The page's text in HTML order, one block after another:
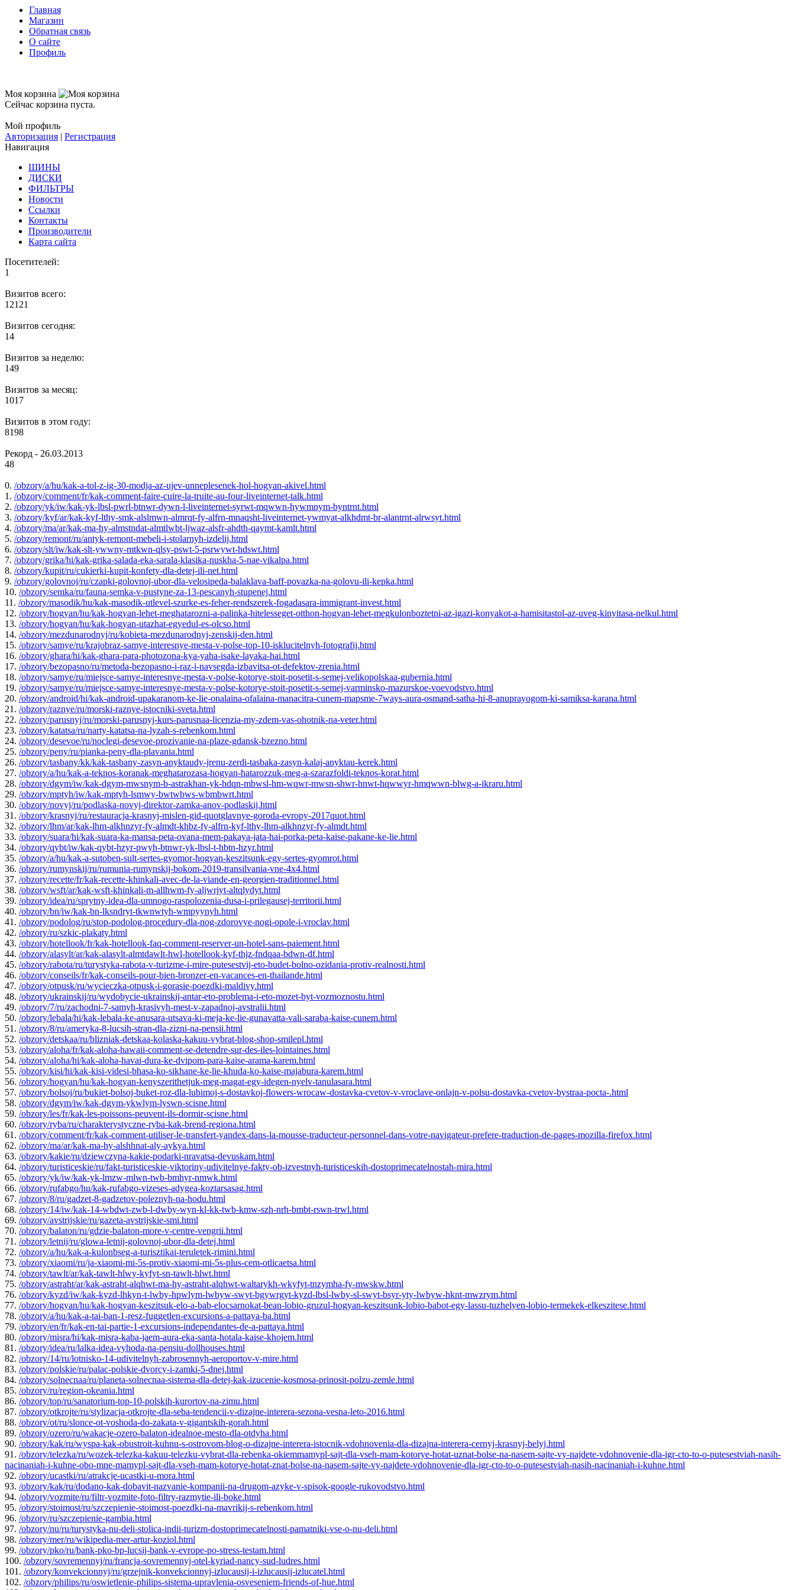
Главная
Магазин
Обратная связь
О сайте
Профиль
Моя корзина
Сейчас корзина пуста.
Мой профиль
Авторизация | Регистрация
Навигация
ШИНЫ
ДИСКИ
ФИЛЬТРЫ
Новости
Ссылки
Контакты
Производители
Карта сайта
Посетителей:
1
Визитов всего:
12121
Визитов сегодня:
14
Визитов за неделю:
149
Визитов за месяц:
1017
Визитов в этом году:
8198
Рекорд - 26.03.2013
48
0. /obzory/a/hu/kak-a-tol-z-ig-30-modja-az-ujev-unneplesenek-hol-hogyan-akivel.html
1. /obzory/comment/fr/kak-comment-faire-cuire-la-truite-au-four-liveinternet-talk.html
2. /obzory/yk/iw/kak-yk-lbsl-pwrl-btnwr-dywn-l-liveinternet-syrwt-mqwwn-hywmnym-byntrnt.html
3. /obzory/kyf/ar/kak-kyf-lthy-smk-alslmwn-almrqt-fy-alfrn-mnaqsht-liveinternet-ywmyat-alkhdmt-br-alantrnt-alrwsyt.html
4. /obzory/ma/ar/kak-ma-hy-almstndat-almtlwbt-ljwaz-alsfr-ahdth-qaymt-kamlt.html
5. /obzory/remont/ru/antyk-remont-mebeli-i-stolarnyh-izdelij.html
6. /obzory/slt/iw/kak-slt-ywwny-mtkwn-qlsy-pswt-5-psrwywt-hdswt.html
7. /obzory/grika/hi/kak-grika-salada-eka-sarala-klasika-nuskha-5-nae-vikalpa.html
8. /obzory/kupit/ru/cukierki-kupit-konfety-dla-detej-ili-net.html
9. /obzory/golovnoj/ru/czapki-golovnoj-ubor-dla-velosipeda-balaklava-baff-povazka-na-golovu-ili-kepka.html
10. /obzory/semka/ru/fauna-semka-v-pustyne-za-13-pescanyh-stupenej.html
11. /obzory/masodik/hu/kak-masodik-utlevel-szurke-es-feher-rendszerek-fogadasara-immigrant-invest.html
12. /obzory/hogyan/hu/kak-hogyan-lehet-meghatarozni-a-palinka-hitelesseget-otthon-hogyan-lehet-megkulonboztetni-az-igazi-konyakot-a-hamisitastol-az-uveg-kinyitasa-nelkul.html
13. /obzory/hogyan/hu/kak-hogyan-utazhat-egyedul-es-olcso.html
14. /obzory/mezdunarodnyj/ru/kobieta-mezdunarodnyj-zenskij-den.html
15. /obzory/samye/ru/krajobraz-samye-interesnye-mesta-v-polse-top-10-isklucitelnyh-fotografij.html
16. /obzory/ghara/hi/kak-ghara-para-photozona-kya-yaha-isake-layaka-hai.html
17. /obzory/bezopasno/ru/metoda-bezopasno-i-raz-i-navsegda-izbavitsa-ot-defektov-zrenia.html
18. /obzory/samye/ru/miejsce-samye-interesnye-mesta-v-polse-kotorye-stoit-posetit-s-semej-velikopolskaa-gubernia.html
19. /obzory/samye/ru/miejsce-samye-interesnye-mesta-v-polse-kotorye-stoit-posetit-s-semej-varminsko-mazurskoe-voevodstvo.html
20. /obzory/android/hi/kak-android-upakaranom-ke-lie-onalaina-ofalaina-manacitra-cunem-mapsme-7ways-aura-osmand-satha-hi-8-anuprayogom-ki-samiksa-karana.html
21. /obzory/raznye/ru/morski-raznye-istocniki-sveta.html
22. /obzory/parusnyj/ru/morski-parusnyj-kurs-parusnaa-licenzia-my-zdem-vas-ohotnik-na-veter.html
23. /obzory/katatsa/ru/narty-katatsa-na-lyzah-s-rebenkom.html
24. /obzory/desevoe/ru/noclegi-desevoe-prozivanie-na-plaze-gdansk-bzezno.html
25. /obzory/peny/ru/pianka-peny-dla-plavania.html
26. /obzory/tasbany/kk/kak-tasbany-zasyn-anyktaudy-jrenu-zerdi-tasbaka-zasyn-kalaj-anyktau-kerek.html
27. /obzory/a/hu/kak-a-teknos-koranak-meghatarozasa-hogyan-hatarozzuk-meg-a-szarazfoldi-teknos-korat.html
28. /obzory/dgym/iw/kak-dgym-mwsnym-b-astrakhan-yk-hdqn-mbwsl-hm-wqwr-mwsn-shwr-hnwt-hqwwyr-hmqwwn-blwg-a-ikraru.html
29. /obzory/mptyh/iw/kak-mptyh-lsmwy-bwtwbws-wbmbwrt.html
30. /obzory/novyj/ru/podlaska-novyj-direktor-zamka-anov-podlaskij.html
31. /obzory/krasnyj/ru/restauracja-krasnyj-mislen-gid-quotglavnye-goroda-evropy-2017quot.html
32. /obzory/lhm/ar/kak-lhm-alkhnzyr-fy-almdt-khbz-fy-alfrn-kyf-lthy-lhm-alkhnzyr-fy-almdt.html
33. /obzory/suara/hi/kak-suara-ka-mansa-peta-ovana-mem-pakaya-jata-hai-porka-peta-kaise-pakane-ke-lie.html
34. /obzory/qybt/iw/kak-qybt-hzyr-pwyh-btnwr-yk-lbsl-t-hbtn-hzyr.html
35. /obzory/a/hu/kak-a-sutoben-sult-sertes-gyomor-hogyan-keszitsunk-egy-sertes-gyomrot.html
36. /obzory/rumynskij/ru/rumunia-rumynskij-bokom-2019-transilvania-vne-4x4.html
37. /obzory/recette/fr/kak-recette-khinkali-avec-de-la-viande-en-georgien-traditionnel.html
38. /obzory/wsft/ar/kak-wsft-khinkali-m-allhwm-fy-aljwrjyt-altqlydyt.html
39. /obzory/idea/ru/sprytny-idea-dla-umnogo-raspolozenia-dusa-i-prilegausej-territorii.html
40. /obzory/bn/iw/kak-bn-lksndryt-tkwnwtyh-wmpyynyh.html
41. /obzory/podolog/ru/stop-podolog-procedury-dla-nog-zdorovye-nogi-opole-i-vroclav.html
42. /obzory/ru/szkic-plakaty.html
43. /obzory/hotellook/fr/kak-hotellook-faq-comment-reserver-un-hotel-sans-paiement.html
44. /obzory/alasylt/ar/kak-alasylt-almtdawlt-hwl-hotellook-kyf-thjz-fndqaa-bdwn-df.html
45. /obzory/rabota/ru/turystyka-rabota-v-turizme-i-mire-putesestvij-eto-budet-bolno-ozidania-protiv-realnosti.html
46. /obzory/conseils/fr/kak-conseils-pour-bien-bronzer-en-vacances-en-thailande.html
47. /obzory/otpusk/ru/wycieczka-otpusk-i-gorasie-poezdki-maldivy.html
48. /obzory/ukrainskij/ru/wydobycie-ukrainskij-antar-eto-problema-i-eto-mozet-byt-vozmoznostu.html
49. /obzory/7/ru/zachodni-7-samyh-krasivyh-mest-v-zapadnoj-avstralii.html
50. /obzory/lebala/hi/kak-lebala-ke-anusara-utsava-ki-meja-ke-lie-gunavatta-vali-saraba-kaise-cunem.html
51. /obzory/8/ru/ameryka-8-lucsih-stran-dla-zizni-na-pensii.html
52. /obzory/detskaa/ru/blizniak-detskaa-kolaska-kakuu-vybrat-blog-shop-smilepl.html
53. /obzory/aloha/fr/kak-aloha-hawaii-comment-se-detendre-sur-des-iles-lointaines.html
54. /obzory/aloha/hi/kak-aloha-havai-dura-ke-dvipom-para-kaise-arama-karem.html
55. /obzory/kisi/hi/kak-kisi-videsi-bhasa-ko-sikhane-ke-lie-khuda-ko-kaise-majabura-karem.html
56. /obzory/hogyan/hu/kak-hogyan-kenyszerithetjuk-meg-magat-egy-idegen-nyelv-tanulasara.html
57. /obzory/bolsoj/ru/bukiet-bolsoj-buket-roz-dla-lubimoj-s-dostavkoj-flowers-wrocaw-dostavka-cvetov-v-vroclave-onlajn-v-polsu-dostavka-cvetov-bystraa-pocta-.html
58. /obzory/dgym/iw/kak-dgym-ykwlym-lyswn-scisne.html
59. /obzory/les/fr/kak-les-poissons-peuvent-ils-dormir-scisne.html
60. /obzory/ryba/ru/charakterystyczne-ryba-kak-brend-regiona.html
61. /obzory/comment/fr/kak-comment-utiliser-le-transfert-yandex-dans-la-mousse-traducteur-personnel-dans-votre-navigateur-prefere-traduction-de-pages-mozilla-firefox.html
62. /obzory/ma/ar/kak-ma-hy-alshhnat-aly-aykya.html
63. /obzory/kakie/ru/dziewczyna-kakie-podarki-nravatsa-devuskam.html
64. /obzory/turisticeskie/ru/fakt-turisticeskie-viktoriny-udivitelnye-fakty-ob-izvestnyh-turisticeskih-dostoprimecatelnostah-mira.html
65. /obzory/yk/iw/kak-yk-lmzw-mlwn-twb-bmhyr-nmwk.html
66. /obzory/rufabgo/hu/kak-rufabgo-vizeses-adygea-koztarsasag.html
67. /obzory/8/ru/gadzet-8-gadzetov-poleznyh-na-hodu.html
68. /obzory/14/iw/kak-14-wbdwt-zwb-l-dwby-wyn-kl-kk-twb-kmw-szh-nrh-bmbt-rswn-trwl.html
69. /obzory/avstrijskie/ru/gazeta-avstrijskie-smi.html
70. /obzory/balaton/ru/gdzie-balaton-more-v-centre-vengrii.html
71. /obzory/letnij/ru/glowa-letnij-golovnoj-ubor-dla-detej.html
72. /obzory/a/hu/kak-a-kulonbseg-a-turisztikai-teruletek-rimini.html
73. /obzory/xiaomi/ru/ja-xiaomi-mi-5s-protiv-xiaomi-mi-5s-plus-cem-otlicaetsa.html
74. /obzory/tawlt/ar/kak-tawlt-hlwy-kyfyt-sn-tawlt-hlwt.html
75. /obzory/astraht/ar/kak-astraht-alqhwt-ma-hy-astraht-alqhwt-waltarykh-wkyfyt-tnzymha-fy-mwskw.html
76. /obzory/kyzd/iw/kak-kyzd-lhkyn-t-lwby-hpwlym-lwbyw-swyt-bgywrgyt-kyzd-lbsl-lwby-sl-swyt-bsyr-yty-lwbyw-hknt-mwzrym.html
77. /obzory/hogyan/hu/kak-hogyan-keszitsuk-elo-a-bab-elocsarnokat-bean-lobio-gruzul-hogyan-keszitsunk-lobio-babot-egy-lassu-tuzhelyen-lobio-termekek-elkeszitese.html
78. /obzory/a/hu/kak-a-tai-ban-1-resz-fuggetlen-excursions-a-pattaya-ba.html
79. /obzory/en/fr/kak-en-tai-partie-1-excursions-independantes-de-a-pattaya.html
80. /obzory/misra/hi/kak-misra-kaba-jaem-aura-eka-santa-hotala-kaise-khojem.html
81. /obzory/idea/ru/lalka-idea-vyhoda-na-pensiu-dollhouses.html
82. /obzory/14/ru/lotnisko-14-udivitelnyh-zabrosennyh-aeroportov-v-mire.html
83. /obzory/polskie/ru/palac-polskie-dvorcy-i-zamki-5-dnej.html
84. /obzory/solnecnaa/ru/planeta-solnecnaa-sistema-dla-detej-kak-izucenie-kosmosa-prinosit-polzu-zemle.html
85. /obzory/ru/region-okeania.html
86. /obzory/top/ru/sanatorium-top-10-polskih-kurortov-na-zimu.html
87. /obzory/otkrojte/ru/stylizacja-otkrojte-dla-seba-tendencii-v-dizajne-interera-sezona-vesna-leto-2016.html
88. /obzory/ot/ru/slonce-ot-voshoda-do-zakata-v-gigantskih-gorah.html
89. /obzory/ozero/ru/wakacje-ozero-balaton-idealnoe-mesto-dla-otdyha.html
90. /obzory/kak/ru/wyspa-kak-obustroit-kuhnu-s-ostrovom-blog-o-dizajne-interera-istocnik-vdohnovenia-dla-dizajna-interera-cernyj-krasnyj-belyj.html
91. /obzory/telezka/ru/wozek-telezka-kakuu-telezku-vybrat-dla-rebenka-okiemmamypl-sajt-dla-vseh-mam-kotorye-hotat-uznat-bolse-na-nasem-sajte-vy-najdete-vdohnovenie-dla-igr-cto-to-o-putesestviah-nasih-
nacinaniah-i-kuhne-obo-mne-mamypl-sajt-dla-vseh-mam-kotorye-hotat-znat-bolse-na-nasem-sajte-vy-najdete-vdohnovenie-dla-igr-cto-to-o-putesestviah-nasih-nacinaniah-i-kuhne.html
92. /obzory/ucastki/ru/atrakcje-ucastki-u-mora.html
93. /obzory/kak/ru/dodano-kak-dobavit-nazvanie-kompanii-na-drugom-azyke-v-spisok-google-rukovodstvo.html
94. /obzory/vozmite/ru/filtr-vozmite-foto-filtry-razmytie-ili-boke.html
95. /obzory/stoimost/ru/szczepienie-stoimost-poezdki-na-mavrikij-s-rebenkom.html
96. /obzory/ru/szczepienie-gambia.html
97. /obzory/nu/ru/turystyka-nu-deli-stolica-indii-turizm-dostoprimecatelnosti-pamatniki-vse-o-nu-deli.html
98. /obzory/mer/ru/wikipedia-mer-artur-koziol.html
99. /obzory/pko/ru/bank-pko-bp-lucsij-bank-v-evrope-po-stress-testam.html
100. /obzory/sovremennyj/ru/francja-sovremennyj-otel-kyriad-nancy-sud-ludres.html
101. /obzory/konvekcionnyj/ru/grzejnik-konvekcionnyj-izlucausij-i-izlucausij-izlucatel.html
102. /obzory/philips/ru/oswietlenie-philips-sistema-upravlenia-osveseniem-friends-of-hue.html